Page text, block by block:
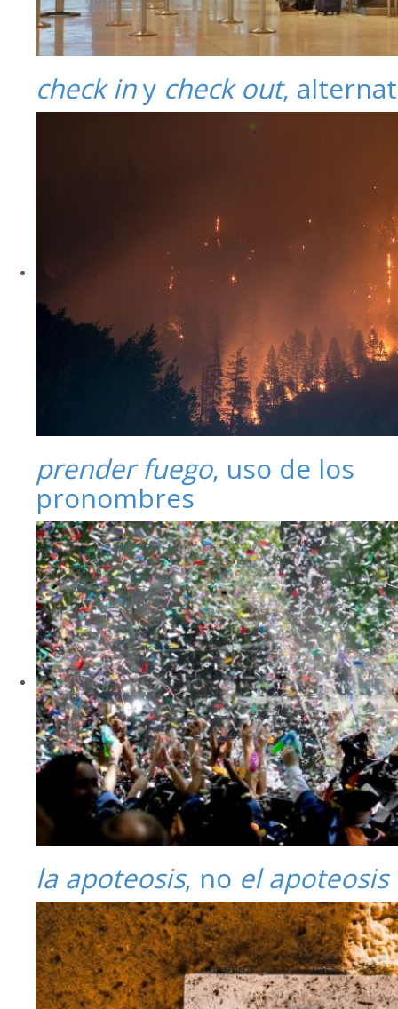
check iny check out,
prender fuego, uso de los
pronombres
la apoteosis, no el apoteosis